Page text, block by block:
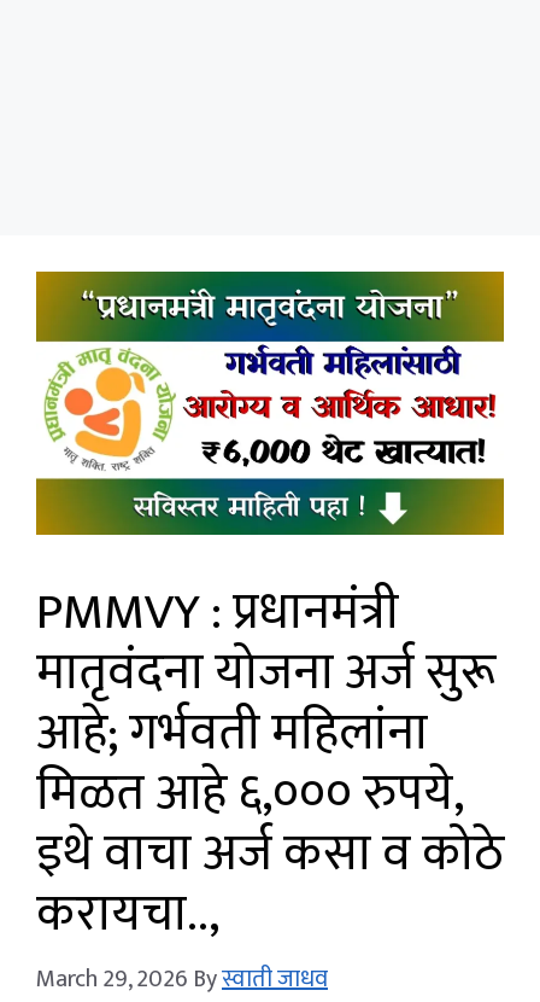
PMMVY : प्रधानमंत्री
मातृवंदना योजना अर्ज सुरू
आहे; गर्भवती महिलांना
मिळत आहे ६,००० रुपये,
इथे वाचा अर्ज कसा व कोठे
करायचा..,
March 29, 2026 Byस्वाती जाधव